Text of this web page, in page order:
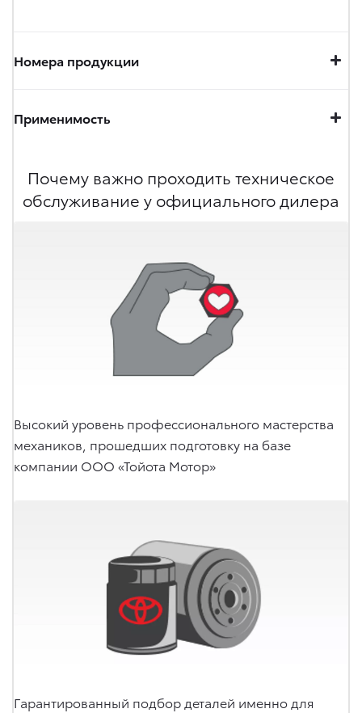
Номера продукции
Применимость
Почему важно проходить техническое
обслуживание у официального дилера
Высокий уровень профессионального мастерства
механиков, прошедших подготовку на базе
компании ООО «Тойота Мотор»
Гарантированный подбор деталей именно для